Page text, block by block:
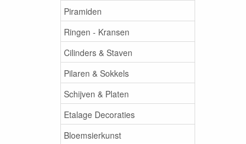
Piramiden
Ringen - Kransen
Cilinders & Staven
Pilaren & Sokkels
Schijven & Platen
Etalage Decoraties
Bloemsierkunst